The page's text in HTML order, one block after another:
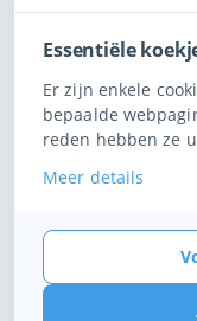
Essentiële
Er zijn enkele
bepaalde
reden hebben ze
Meer details